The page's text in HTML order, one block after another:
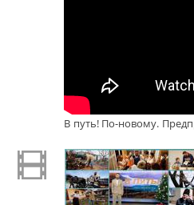
В путь! По-новому.